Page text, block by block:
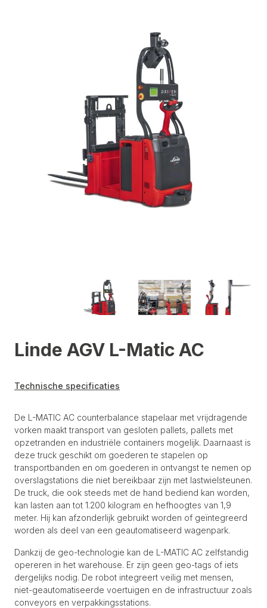
Linde AGV L-Matic AC
Technische specificaties
De L-MATIC AC counterbalance stapelaar met vrijdragende
vorken maakt transport van gesloten pallets, pallets met
opzetranden en industriële containers mogelijk. Daarnaast is
deze truck geschikt om goederen te stapelen op
transportbanden en om goederen in ontvangst te nemen op
overslagstations die niet bereikbaar zijn met lastwielsteunen.
De truck, die ook steeds met de hand bediend kan worden,
kan lasten aan tot 1.200 kilogram en hefhoogtes van 1,9
meter. Hij kan afzonderlijk gebruikt worden of geïntegreerd
worden als deel van een geautomatiseerd wagenpark.
Dankzij de geo-technologie kan de L-MATIC AC zelfstandig
opereren in het warehouse. Er zijn geen geo-tags of iets
dergelijks nodig. De robot integreert veilig met mensen,
niet-geautomatiseerde voertuigen en de infrastructuur zoals
conveyors en verpakkingsstations.